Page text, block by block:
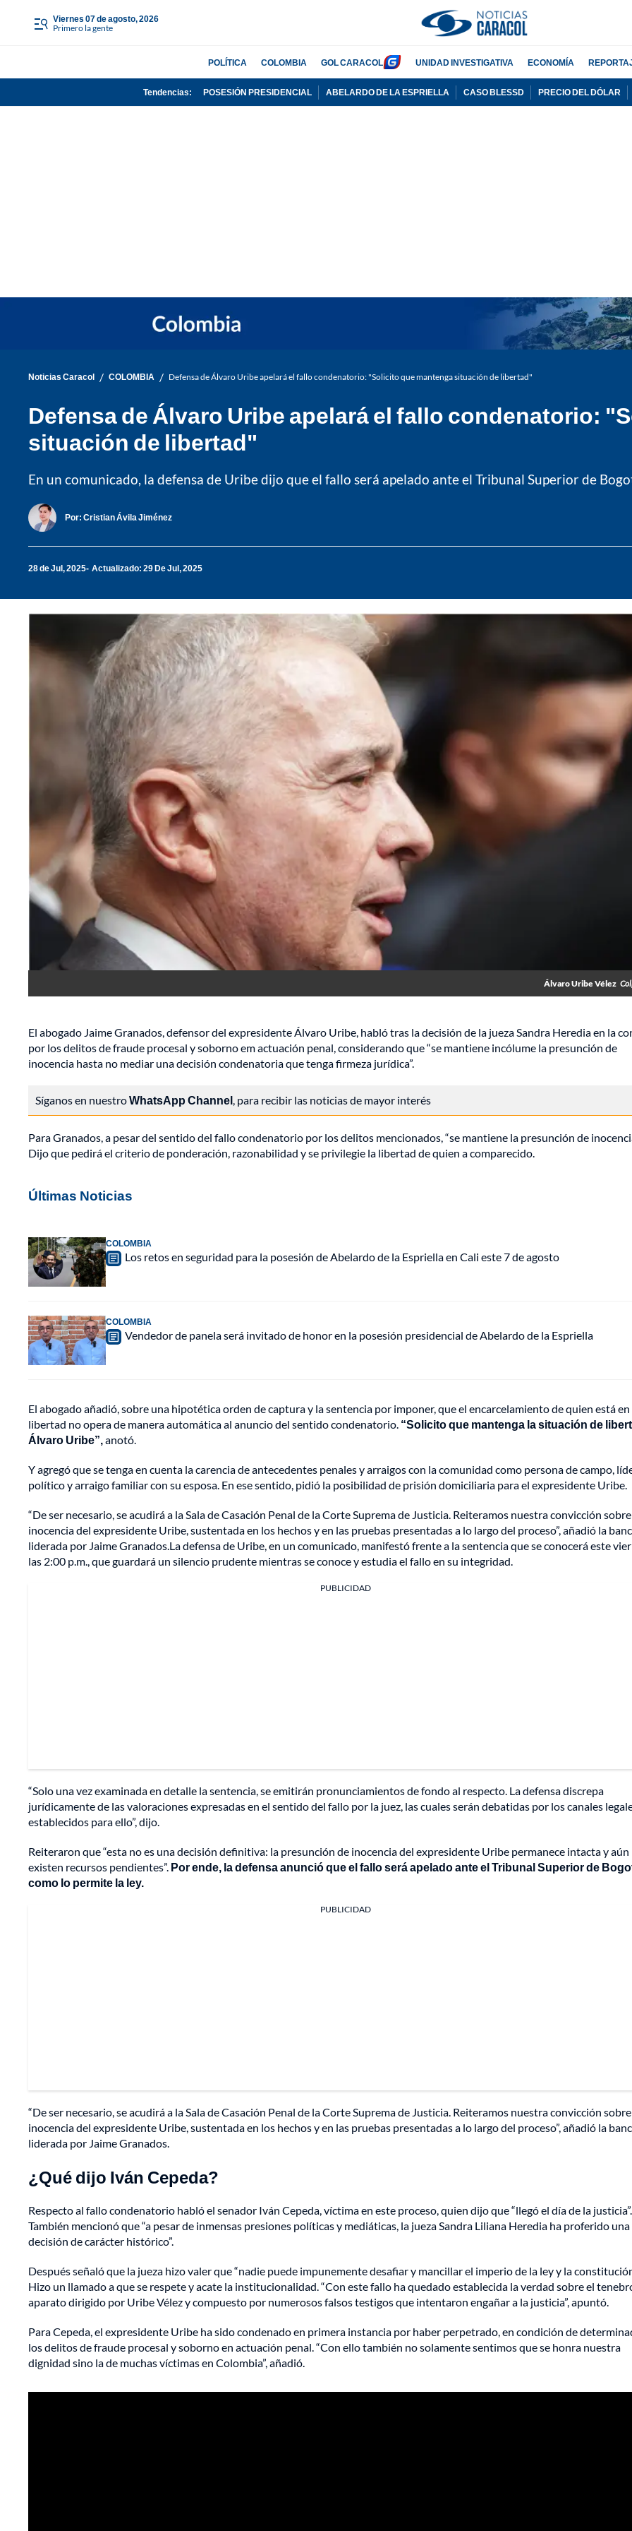
viernes 07 de agosto, 2026
Primero la gente
POLÍTICA COLOMBIA GOL CARACOL UNIDAD INVESTIGATIVA ECONOMÍA
Tendencias: POSESIÓN PRESIDENCIAL ABELARDO DE LA ESPRIELLA CASO BLESSD PRECIO DEL DÓLAR
Noticias Caracol / COLOMBIA / Defensa de Álvaro Uribe apelará el fallo condenatorio: "Solicito que mantenga situación de libertad"
Defensa de Álvaro Uribe apelará el fallo condenatorio:
situación de libertad"
En un comunicado, la defensa de Uribe dijo que el fallo será apelado ante el Tribunal Superior de
Por: Cristian Ávila Jiménez
28 de Jul, 2025 Actualizado: 29 De Jul, 2025
Álvaro Uribe Vélez
El abogado Jaime Granados, defensor del expresidente Álvaro Uribe, habló tras la decisión de la jueza Sandra Heredia en la
por los delitos de fraude procesal y soborno em actuación penal, considerando que “se mantiene incólume la presunción de
inocencia hasta no mediar una decisión condenatoria que tenga firmeza jurídica”.
Síganos en nuestroWhatsApp Channel, para recibir las noticias de mayor interés
Para Granados, a pesar del sentido del fallo condenatorio por los delitos mencionados, “se mantiene la presunción de
Dijo que pedirá el criterio de ponderación, razonabilidad y se privilegie la libertad de quien a comparecido.
Últimas Noticias
COLOMBIA
Los retos en seguridad para la posesión de Abelardo de la Espriella en Cali este 7 de agosto
COLOMBIA
Vendedor de panela será invitado de honor en la posesión presidencial de Abelardo de la Espriella
El abogado añadió, sobre una hipotética orden de captura y la sentencia por imponer, que el encarcelamiento de quien está en
libertad no opera de manera automática al anuncio del sentido condenatorio. “Solicito que mantenga la situación de
Álvaro Uribe”,anotó.
Y agregó que se tenga en cuenta la carencia de antecedentes penales y arraigos con la comunidad como persona de campo,
político y arraigo familiar con su esposa. En ese sentido, pidió la posibilidad de prisión domiciliaria para el expresidente Uribe.
“De ser necesario, se acudirá a la Sala de Casación Penal de la Corte Suprema de Justicia. Reiteramos nuestra convicción
inocencia del expresidente Uribe, sustentada en los hechos y en las pruebas presentadas a lo largo del proceso”, añadió la
liderada por Jaime Granados.La defensa de Uribe, en un comunicado, manifestó frente a la sentencia que se conocerá este
las 2:00 p.m., que guardará un silencio prudente mientras se conoce y estudia el fallo en su integridad.
PUBLICIDAD
“Solo una vez examinada en detalle la sentencia, se emitirán pronunciamientos de fondo al respecto. La defensa discrepa
jurídicamente de las valoraciones expresadas en el sentido del fallo por la juez, las cuales serán debatidas por los canales
establecidos para ello”, dijo.
Reiteraron que “esta no es una decisión definitiva: la presunción de inocencia del expresidente Uribe permanece intacta y aún
existen recursos pendientes”. Por ende, la defensa anunció que el fallo será apelado ante el Tribunal Superior de
como lo permite la ley.
PUBLICIDAD
“De ser necesario, se acudirá a la Sala de Casación Penal de la Corte Suprema de Justicia. Reiteramos nuestra convicción
inocencia del expresidente Uribe, sustentada en los hechos y en las pruebas presentadas a lo largo del proceso”, añadió la
liderada por Jaime Granados.
¿Qué dijo Iván Cepeda?
Respecto al fallo condenatorio habló el senador Iván Cepeda, víctima en este proceso, quien dijo que “llegó el día de la justicia”.
También mencionó que “a pesar de inmensas presiones políticas y mediáticas, la jueza Sandra Liliana Heredia ha proferido una
decisión de carácter histórico”.
Después señaló que la jueza hizo valer que “nadie puede impunemente desafiar y mancillar el imperio de la ley y la
Hizo un llamado a que se respete y acate la institucionalidad. “Con este fallo ha quedado establecida la verdad sobre el
aparato dirigido por Uribe Vélez y compuesto por numerosos falsos testigos que intentaron engañar a la justicia”, apuntó.
Para Cepeda, el expresidente Uribe ha sido condenado en primera instancia por haber perpetrado, en condición de
los delitos de fraude procesal y soborno en actuación penal. “Con ello también no solamente sentimos que se honra nuestra
dignidad sino la de muchas víctimas en Colombia”, añadió.